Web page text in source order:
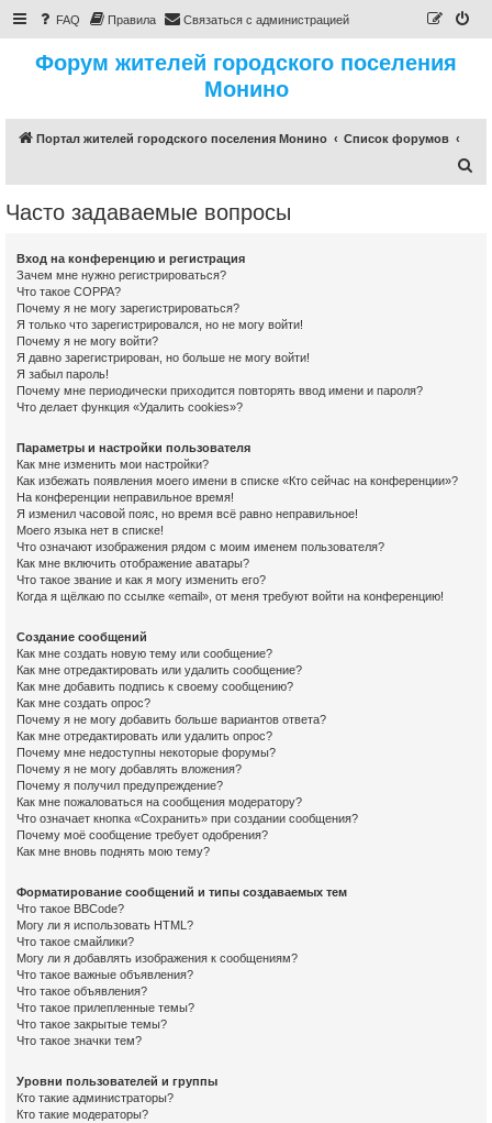
FAQ Правила Связаться с администрацией
Форум жителей городского поселения
Монино
Портал жителей городского поселения Монино
Список форумов
Часто задаваемые вопросы
Вход на конференцию и регистрация
Зачем мне нужно регистрироваться?
Что такое COPPA?
Почему я не могу зарегистрироваться?
Я только что зарегистрировался, но не могу войти!
Почему я не могу войти?
Я давно зарегистрирован, но больше не могу войти!
Я забыл пароль!
Почему мне периодически приходится повторять ввод имени и пароля?
Что делает функция «Удалить cookies»?
Параметры и настройки пользователя
Как мне изменить мои настройки?
Как избежать появления моего имени в списке «Кто сейчас на конференции»?
На конференции неправильное время!
Я изменил часовой пояс, но время всё равно неправильное!
Моего языка нет в списке!
Что означают изображения рядом с моим именем пользователя?
Как мне включить отображение аватары?
Что такое звание и как я могу изменить его?
Когда я щёлкаю по ссылке «email», от меня требуют войти на конференцию!
Создание сообщений
Как мне создать новую тему или сообщение?
Как мне отредактировать или удалить сообщение?
Как мне добавить подпись к своему сообщению?
Как мне создать опрос?
Почему я не могу добавить больше вариантов ответа?
Как мне отредактировать или удалить опрос?
Почему мне недоступны некоторые форумы?
Почему я не могу добавлять вложения?
Почему я получил предупреждение?
Как мне пожаловаться на сообщения модератору?
Что означает кнопка «Сохранить» при создании сообщения?
Почему моё сообщение требует одобрения?
Как мне вновь поднять мою тему?
Форматирование сообщений и типы создаваемых тем
Что такое BBCode?
Могу ли я использовать HTML?
Что такое смайлики?
Могу ли я добавлять изображения к сообщениям?
Что такое важные объявления?
Что такое объявления?
Что такое прилепленные темы?
Что такое закрытые темы?
Что такое значки тем?
Уровни пользователей и группы
Кто такие администраторы?
Кто такие модераторы?